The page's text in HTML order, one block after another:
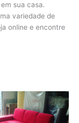
sua casa.
variedade de
online e encontre